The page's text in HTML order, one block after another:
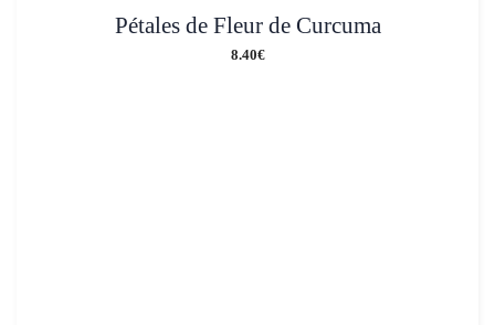
Pétales de Fleur de Curcuma
8.40€